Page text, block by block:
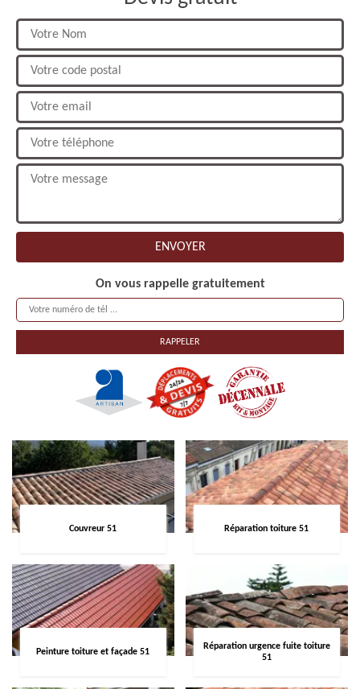
On vous rappelle gratuitement
Couvreur 51 Réparation toiture 51
Peinture toiture et façade 51
Réparation urgence fuite toiture
51